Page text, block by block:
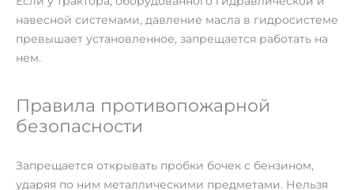
навесной системами, давление масла в гидросистеме
превышает установленное, запрещается работать на
нем.
Правила противопожарной
безопасности
Запрещается открывать пробки бочек с бензином,
ударяя по ним металлическими предметами. Нельзя